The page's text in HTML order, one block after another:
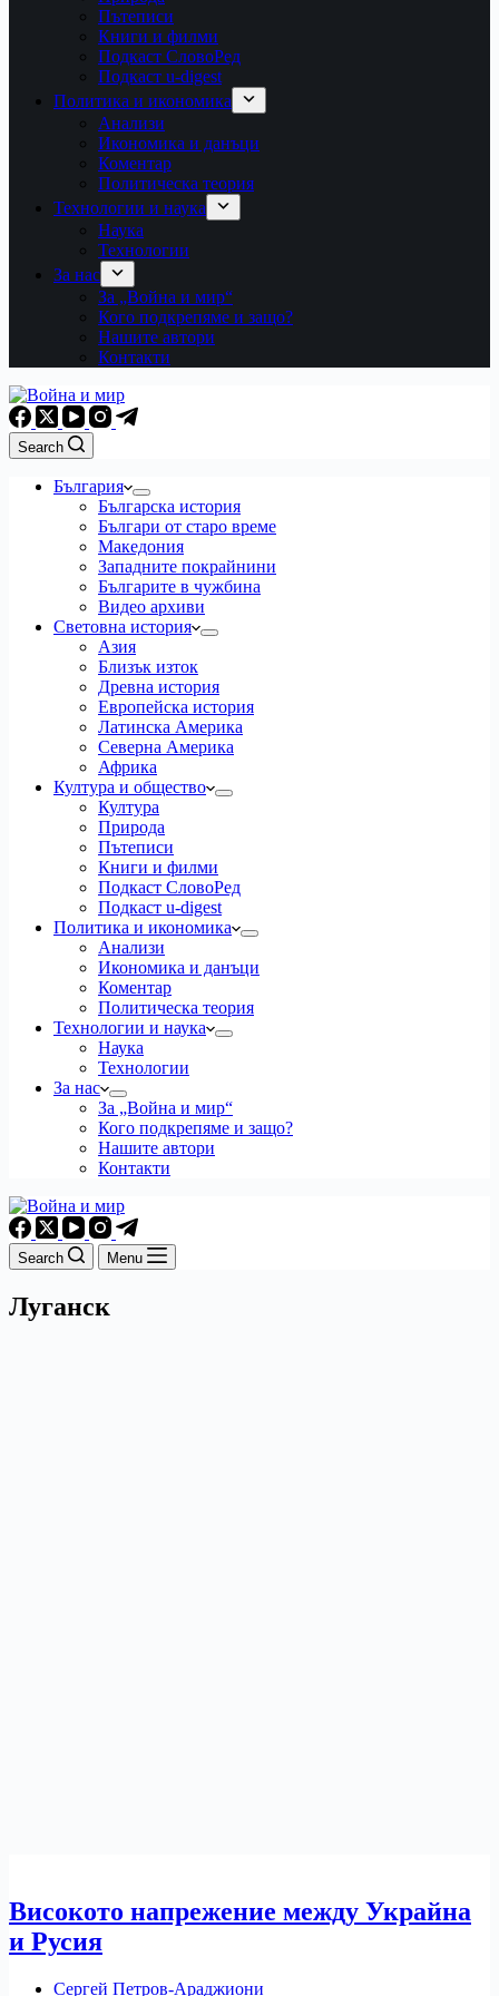
Пътеписи
Книги и филми
Подкаст СловоРед
Подкаст u-digest
Политика и икономика
Анализи
Икономика и данъци
Коментар
Политическа теория
Технологии и наука
Наука
Технологии
За нас
За „Война и мир“
Кого подкрепяме и защо?
Нашите автори
Контакти
Search
България
Българска история
Българи от старо време
Македония
Западните покрайнини
Българите в чужбина
Видео архиви
Световна история
Азия
Близък изток
Древна история
Европейска история
Латинска Америка
Северна Америка
Африка
Култура и общество
Култура
Природа
Пътеписи
Книги и филми
Подкаст СловоРед
Подкаст u-digest
Политика и икономика
Анализи
Икономика и данъци
Коментар
Политическа теория
Технологии и наука
Наука
Технологии
За нас
За „Война и мир“
Кого подкрепяме и защо?
Нашите автори
Контакти
Search Menu
Луганск
Високото напрежение между Украйна
и Русия
Сергей Петров-Араджиони